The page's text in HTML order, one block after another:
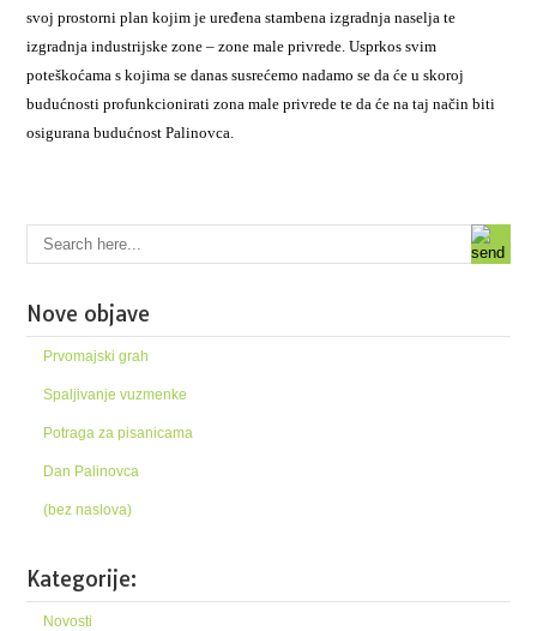
svoj prostorni plan kojim je uređena stambena izgradnja naselja te
izgradnja industrijske zone – zone male privrede. Usprkos svim
poteškoćama s kojima se danas susrećemo nadamo se da će u skoroj
budućnosti profunkcionirati zona male privrede te da će na taj način biti
osigurana budućnost Palinovca.
Nove objave
Prvomajski grah
Spaljivanje vuzmenke
Potraga za pisanicama
Dan Palinovca
(bez naslova)
Kategorije:
Novosti